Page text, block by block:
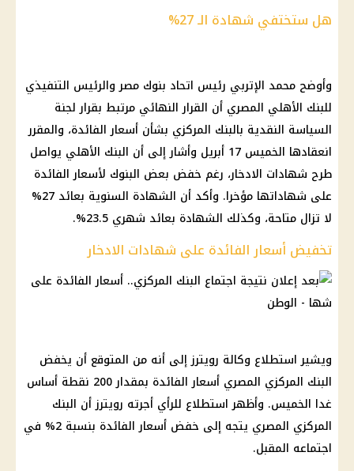
هل ستختفي شهادة الـ 27%
وأوضح محمد الإتربي رئيس اتحاد بنوك مصر والرئيس التنفيذي
للبنك الأهلي المصري أن القرار النهائي مرتبط بقرار لجنة
السياسة النقدية بالبنك المركزي بشأن أسعار الفائدة، والمقرر
انعقادها الخميس 17 أبريل وأشار إلى أن البنك الأهلي يواصل
طرح شهادات الادخار، رغم خفض بعض البنوك لأسعار الفائدة
على شهاداتها مؤخرا. وأكد أن الشهادة السنوية بعائد 27%
لا تزال متاحة، وكذلك الشهادة بعائد شهري 23.5%.
تخفيض أسعار الفائدة على شهادات الادخار
ويشير استطلاع وكالة رويترز إلى أنه من المتوقع أن يخفض
البنك المركزي المصري أسعار الفائدة بمقدار 200 نقطة أساس
غدا الخميس. وأظهر استطلاع للرأي أجرته رويترز أن البنك
المركزي المصري يتجه إلى خفض أسعار الفائدة بنسبة 2% في
اجتماعه المقبل.